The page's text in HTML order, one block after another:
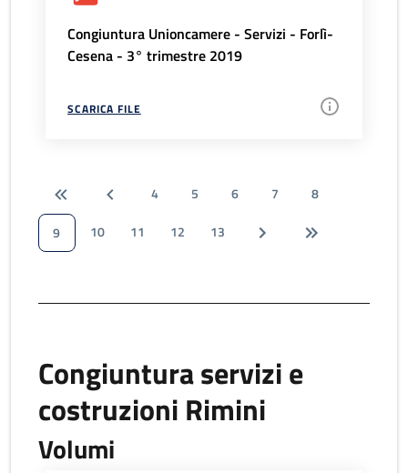
Congiuntura Unioncamere - Servizi - Forlì-
Cesena - 3° trimestre 2019
SCARICA FILE
4 5 6 7
8
9
10 11 12 13
Congiuntura servizi e
costruzioni Rimini
Volumi